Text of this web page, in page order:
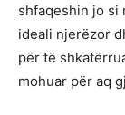
shfaqeshin jo si
ideali njerëzor
për të
mohuar për aq